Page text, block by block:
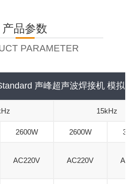
产品参数
PARAMETER
声峰超声波焊接机 模拟
15kHz
2600W 2600W
AC220V AC220V